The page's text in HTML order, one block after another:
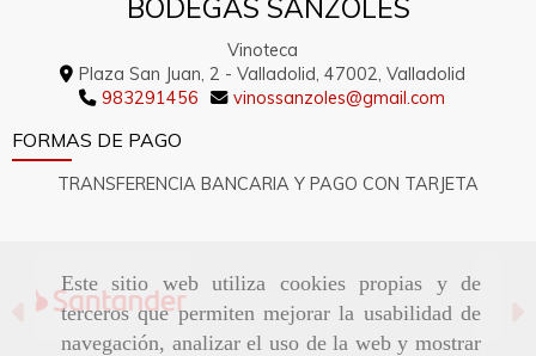
Este sitio web utiliza cookies propias y de
terceros que permiten mejorar la usabilidad de
navegación, analizar el uso de la web y mostrar
BODEGAS SANZOLES
Vinoteca
Plaza San Juan, 2 - Valladolid, 47002, Valladolid
983291456
vinossanzoles gmail.com
FORMAS DE PAGO
TRANSFERENCIA BANCARIA Y PAGO CON TARJETA
Anterior